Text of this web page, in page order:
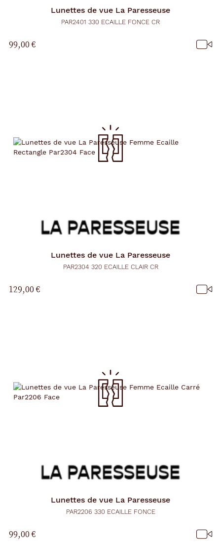
Lunettes de vue La Paresseuse
PAR2401 330 ECAILLE FONCE CR
99,00 €
Lunettes de vue La Paresseuse
PAR2304 320 ECAILLE CLAIR CR
129,00 €
Lunettes de vue La Paresseuse
PAR2206 330 ECAILLE FONCE
99,00 €